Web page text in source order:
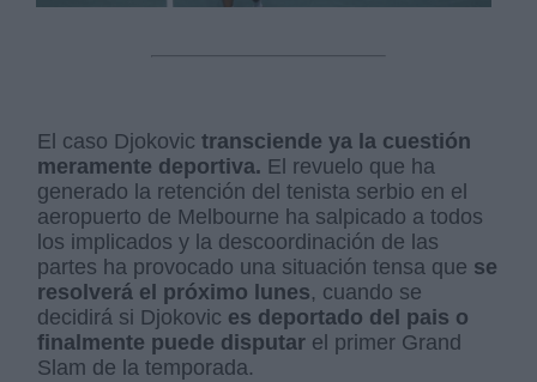
El caso Djokovictransciende ya la cuestión
meramente deportiva. El revuelo que ha
generado la retención del tenista serbio en el
aeropuerto de Melbourne ha salpicado a todos
los implicados y la descoordinación de las
partes ha provocado una situación tensa que se
resolverá el próximo lunes, cuando se
decidirá si Djokovic es deportado del pais o
finalmente puede disputar el primer Grand
Slam de la temporada.